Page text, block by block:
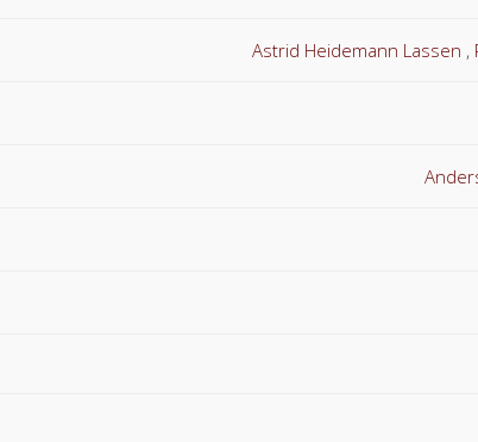
Astrid Heidemann Lassen